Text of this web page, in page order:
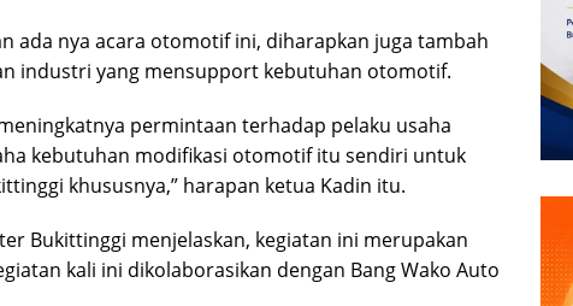
ada nya acara otomotif ini, diharapkan juga tambah
industri yang mensupport kebutuhan otomotif.
permintaan terhadap pelaku usaha
kebutuhan modifikasi otomotif itu sendiri untuk
khususnya,” harapan ketua Kadin itu.
Bukittinggi menjelaskan, kegiatan ini merupakan
kali ini dikolaborasikan dengan Bang Wako Auto